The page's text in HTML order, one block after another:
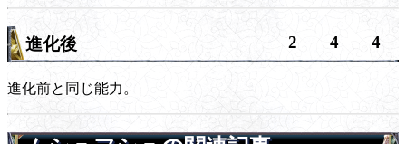
進化後 2 4 4
進化前と同じ能力。